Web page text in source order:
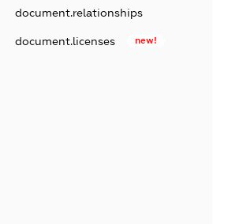
document.relationships
document.licenses new!